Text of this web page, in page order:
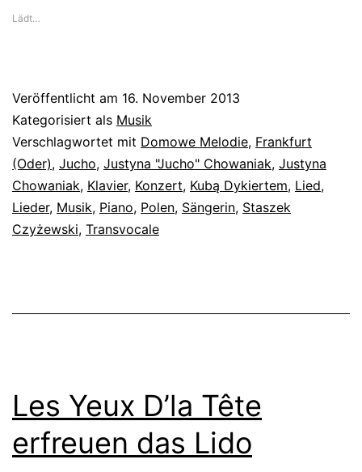
Lädt…
Veröffentlicht am 16. November 2013
Kategorisiert als Musik
Verschlagwortet mit Domowe Melodie, Frankfurt
(Oder), Jucho, Justyna "Jucho" Chowaniak, Justyna
Chowaniak, Klavier, Konzert, Kubą Dykiertem, Lied,
Lieder, Musik, Piano, Polen, Sängerin, Staszek
Czyżewski, Transvocale
Les Yeux D’la Tête
erfreuen das Lido